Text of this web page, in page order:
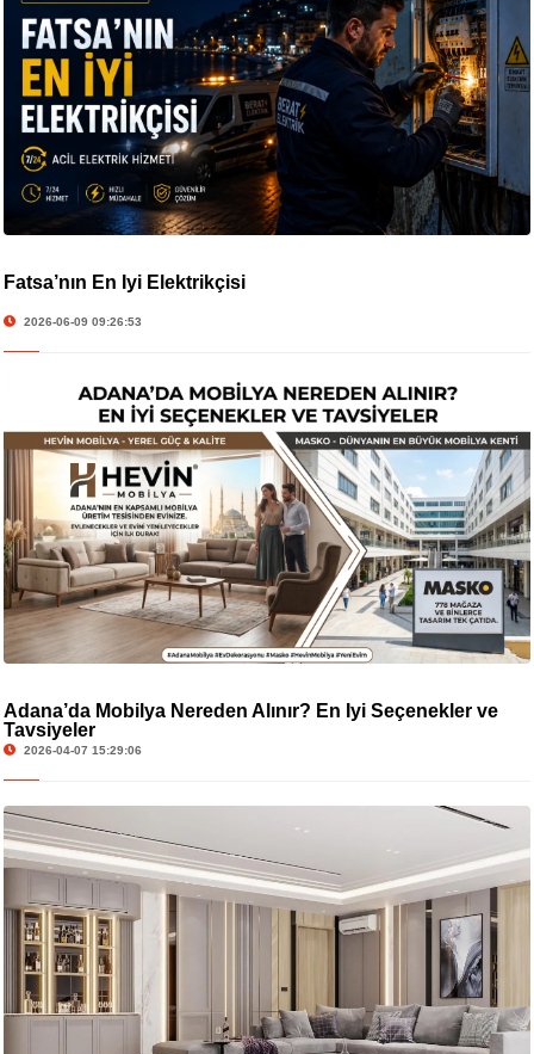
Fatsa’nın En İyi Elektrikçisi
2026-06-09 09:26:53
Adana’da Mobilya Nereden Alınır? En İyi Seçenekler ve
Tavsiyeler
2026-04-07 15:29:06